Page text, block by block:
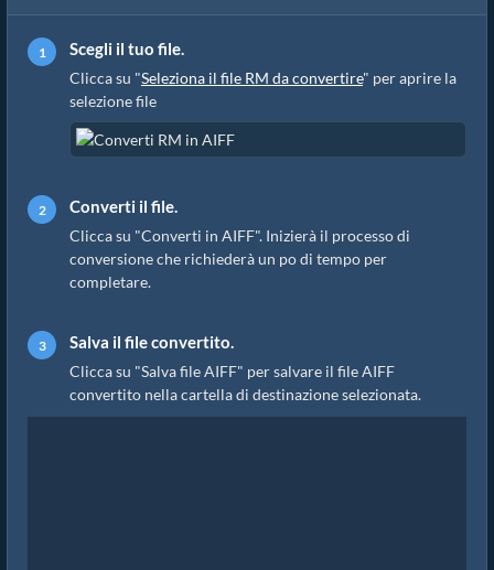
Scegli il tuo file.
Clicca su "Seleziona il file RM da convertire" per aprire la
selezione file
Converti il file.
Clicca su "Converti in AIFF". Inizierà il processo di
conversione che richiederà un po di tempo per
completare.
Salva il file convertito.
Clicca su "Salva file AIFF" per salvare il file AIFF
convertito nella cartella di destinazione selezionata.